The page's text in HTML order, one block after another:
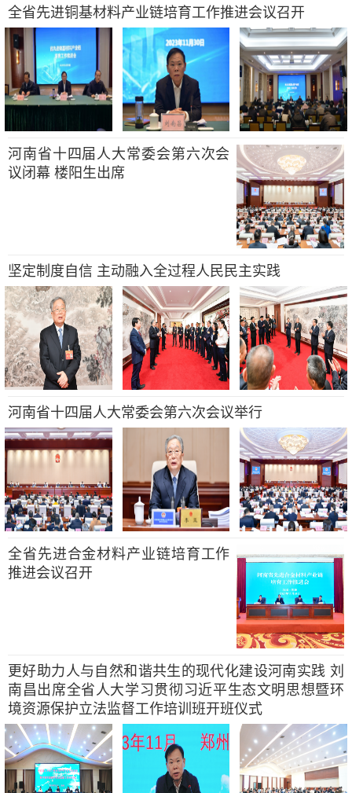
全省先进铜基材料产业链培育工作推进会议召开
河南省十四届人大常委会第六次会
议闭幕 楼阳生出席
坚定制度自信 主动融入全过程人民民主实践
河南省十四届人大常委会第六次会议举行
全省先进合金材料产业链培育工作
推进会议召开
更好助力人与自然和谐共生的现代化建设河南实践 刘
南昌出席全省人大学习贯彻习近平生态文明思想暨环
境资源保护立法监督工作培训班开班仪式